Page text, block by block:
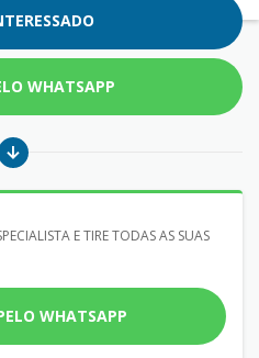
WHATSAPP
E TIRE TODAS AS SUAS
WHATSAPP